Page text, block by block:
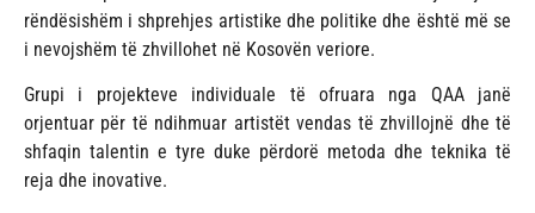
rëndësishëm i shprehjes artistike dhe politike dhe është më se
i nevojshëm të zhvillohet në Kosovën veriore.
Grupi i projekteve individuale të ofruara nga QAA janë
orjentuar për të ndihmuar artistët vendas të zhvillojnë dhe të
shfaqin talentin e tyre duke përdorë metoda dhe teknika të
reja dhe inovative.